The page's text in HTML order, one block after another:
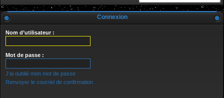
e
Connexion
Nom d’utilisateur :
Mot de passe :
J’ai oublié mon mot de passe
Renvoyer le courriel de confirmation